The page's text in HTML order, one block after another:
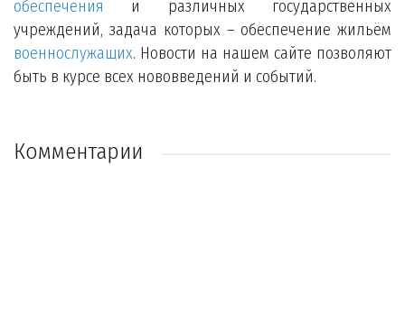
обеспечения и различных государственных
учреждений, задача которых – обеспечение жильём
военнослужащих. Новости на нашем сайте позволяют
быть в курсе всех нововведений и событий.
Комментарии